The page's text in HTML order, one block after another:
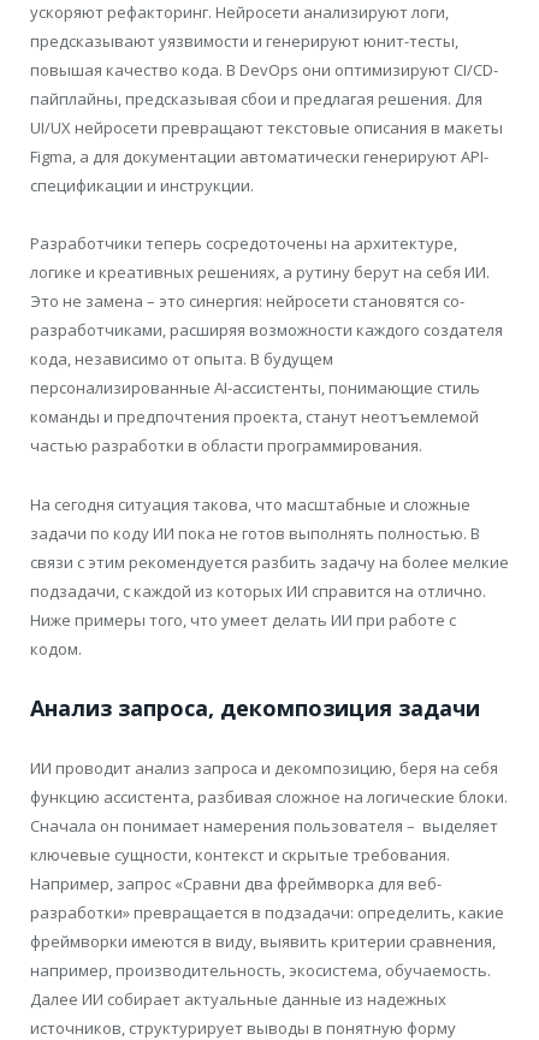
ускоряют рефакторинг. Нейросети анализируют логи,
предсказывают уязвимости и генерируют юнит-тесты,
повышая качество кода. В DevOps они оптимизируют CI/CD-
пайплайны, предсказывая сбои и предлагая решения. Для
UI/UX нейросети превращают текстовые описания в макеты
Figma, а для документации автоматически генерируют API-
спецификации и инструкции.
Разработчики теперь сосредоточены на архитектуре,
логике и креативных решениях, а рутину берут на себя ИИ.
Это не замена – это синергия: нейросети становятся со-
разработчиками, расширяя возможности каждого создателя
кода, независимо от опыта. В будущем
персонализированные AI-ассистенты, понимающие стиль
команды и предпочтения проекта, станут неотъемлемой
частью разработки в области программирования.
На сегодня ситуация такова, что масштабные и сложные
задачи по коду ИИ пока не готов выполнять полностью. В
связи с этим рекомендуется разбить задачу на более мелкие
подзадачи, с каждой из которых ИИ справится на отлично.
Ниже примеры того, что умеет делать ИИ при работе с
кодом.
Анализ запроса, декомпозиция задачи
ИИ проводит анализ запроса и декомпозицию, беря на себя
функцию ассистента, разбивая сложное на логические блоки.
Сначала он понимает намерения пользователя – выделяет
ключевые сущности, контекст и скрытые требования.
Например, запрос «Сравни два фреймворка для веб-
разработки» превращается в подзадачи: определить, какие
фреймворки имеются в виду, выявить критерии сравнения,
например, производительность, экосистема, обучаемость.
Далее ИИ собирает актуальные данные из надежных
источников, структурирует выводы в понятную форму